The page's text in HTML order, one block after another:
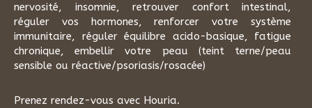
nervosité, insomnie, retrouver confort intestinal,
réguler vos hormones, renforcer votre système
immunitaire, réguler équilibre acido-basique, fatigue
chronique, embellir votre peau (teint terne/peau
sensible ou réactive/psoriasis/rosacée)
Prenez rendez-vous avec Houria.